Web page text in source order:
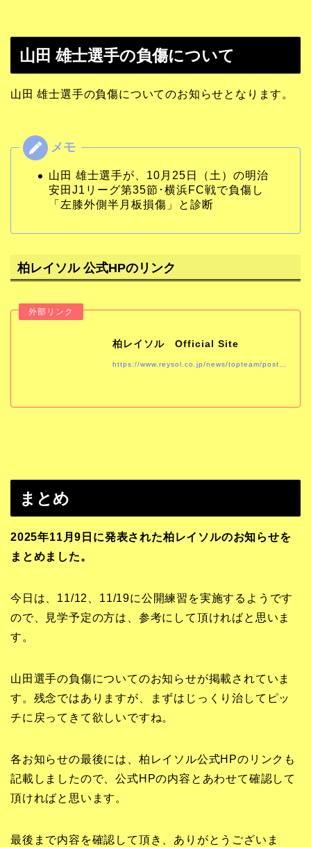
山田 雄士選手の負傷について
山田 雄士選手の負傷についてのお知らせとなります。
山田 雄士選手が、10月25日（土）の明治
安田J1リーグ第35節･横浜FC戦で負傷し
「左膝外側半月板損傷」と診断
柏レイソル 公式HPのリンク
柏レイソル Official Site
まとめ
2025年11月9日に発表された柏レイソルのお知らせを
まとめました。
今日は、11/12、11/19に公開練習を実施するようです
ので、見学予定の方は、参考にして頂ければと思いま
す。
山田選手の負傷についてのお知らせが掲載されていま
す。残念ではありますが、まずはじっくり治してピッ
チに戻ってきて欲しいですね。
各お知らせの最後には、柏レイソル公式HPのリンクも
記載しましたので、公式HPの内容とあわせて確認して
頂ければと思います。
最後まで内容を確認して頂き、ありがとうございま